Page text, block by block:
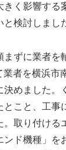
く影響する
検討しまし
ずに業者を
者を横浜市
めました。
とこと、工事
。取り付ける
ド機種」を